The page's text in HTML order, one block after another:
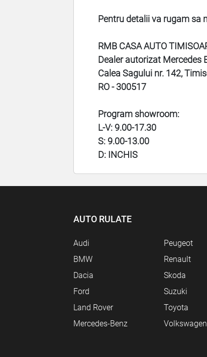
Pentru detalii va rugam sa
RMB CASA AUTO
Dealer autorizat Mercedes
Calea Sagului nr. 142,
RO - 300517
Program showroom:
L-V: 9.00-17.30
S: 9.00-13.00
D: INCHIS
AUTO RULATE
Audi
BMW
Dacia
Ford
Land Rover
Mercedes-Benz
Peugeot
Renault
Skoda
Suzuki
Toyota
Volkswagen